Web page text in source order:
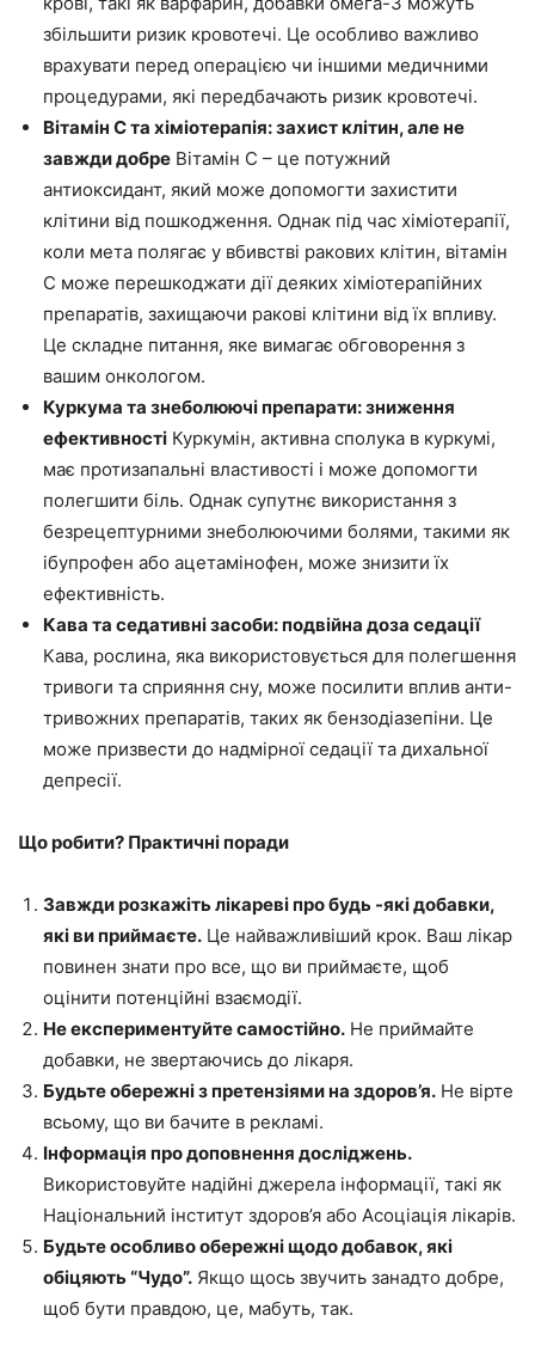
збільшити ризик кровотечі. Це особливо важливо
врахувати перед операцією чи іншими медичними
процедурами, які передбачають ризик кровотечі.
Вітамін С та хіміотерапія: захист клітин, але не
завжди добре Вітамін С – це потужний
антиоксидант, який може допомогти захистити
клітини від пошкодження. Однак під час хіміотерапії,
коли мета полягає у вбивстві ракових клітин, вітамін
С може перешкоджати дії деяких хіміотерапійних
препаратів, захищаючи ракові клітини від їх впливу.
Це складне питання, яке вимагає обговорення з
вашим онкологом.
Куркума та знеболюючі препарати: зниження
ефективності Куркумін, активна сполука в куркумі,
має протизапальні властивості і може допомогти
полегшити біль. Однак супутнє використання з
безрецептурними знеболюючими болями, такими як
ібупрофен або ацетамінофен, може знизити їх
ефективність.
Кава та седативні засоби: подвійна доза седації
Кава, рослина, яка використовується для полегшення
тривоги та сприяння сну, може посилити вплив анти-
тривожних препаратів, таких як бензодіазепіни. Це
може призвести до надмірної седації та дихальної
депресії.
Що робити? Практичні поради
Завжди розкажіть лікареві про будь -які добавки,
які ви приймаєте. Це найважливіший крок. Ваш лікар
повинен знати про все, що ви приймаєте, щоб
оцінити потенційні взаємодії.
Не експериментуйте самостійно. Не приймайте
добавки, не звертаючись до лікаря.
Будьте обережні з претензіями на здоров’я. Не вірте
всьому, що ви бачите в рекламі.
Інформація про доповнення досліджень.
Використовуйте надійні джерела інформації, такі як
Національний інститут здоров’я або Асоціація лікарів.
Будьте особливо обережні щодо добавок, які
обіцяють “Чудо”. Якщо щось звучить занадто добре,
щоб бути правдою, це, мабуть, так.